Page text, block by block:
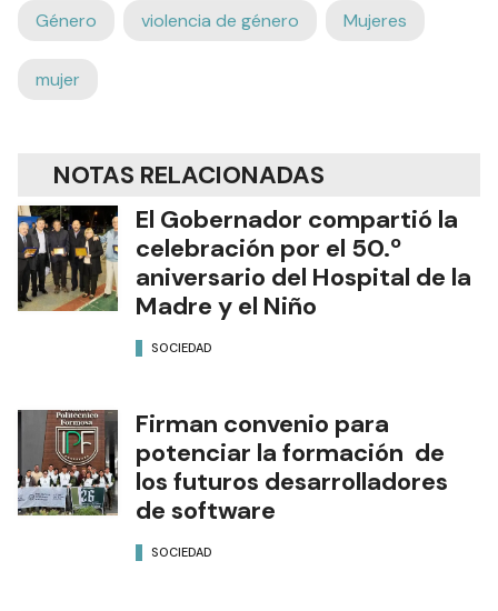
Género violencia de género Mujeres
mujer
NOTAS RELACIONADAS
El Gobernador compartió la
celebración por el 50.º
aniversario del Hospital de la
Madre y el Niño
SOCIEDAD
Firman convenio para
potenciar la formación de
los futuros desarrolladores
de software
SOCIEDAD